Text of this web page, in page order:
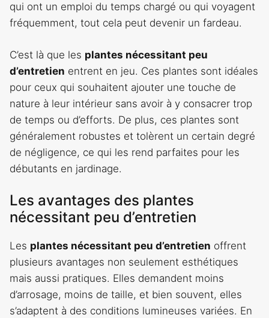
qui ont un emploi du temps chargé ou qui voyagent
fréquemment, tout cela peut devenir un fardeau.
C’est là que les plantes nécessitant peu
d’entretien entrent en jeu. Ces plantes sont idéales
pour ceux qui souhaitent ajouter une touche de
nature à leur intérieur sans avoir à y consacrer trop
de temps ou d’efforts. De plus, ces plantes sont
généralement robustes et tolèrent un certain degré
de négligence, ce qui les rend parfaites pour les
débutants en jardinage.
Les avantages des plantes
nécessitant peu d’entretien
Les plantes nécessitant peu d’entretien offrent
plusieurs avantages non seulement esthétiques
mais aussi pratiques. Elles demandent moins
d’arrosage, moins de taille, et bien souvent, elles
s’adaptent à des conditions lumineuses variées. En